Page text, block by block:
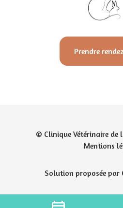
Prendre
© Clinique Vétérinaire de
Mentions
Solution proposée